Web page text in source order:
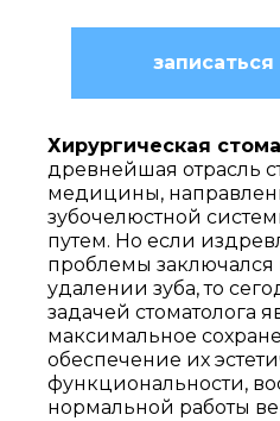
Хирургическая
древнейшая отрасль
медицины,
зубочелюстной
путем. Но если
проблемы заключался
удалении зуба, то
задачей стоматолога
максимальное
обеспечение их
функциональности,
нормальной работы